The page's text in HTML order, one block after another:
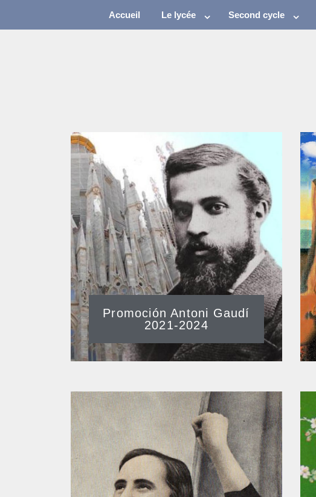
Accueil Le lycée Second cycle
Promoción Antoni Gaudí
2021-2024